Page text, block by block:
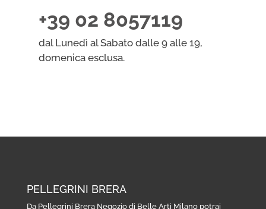
+39 02 8057119
dal Lunedì al Sabato dalle 9 alle 19,
domenica esclusa.
PELLEGRINI BRERA
Da Pellegrini Brera Negozio di Belle Arti Milano potrai